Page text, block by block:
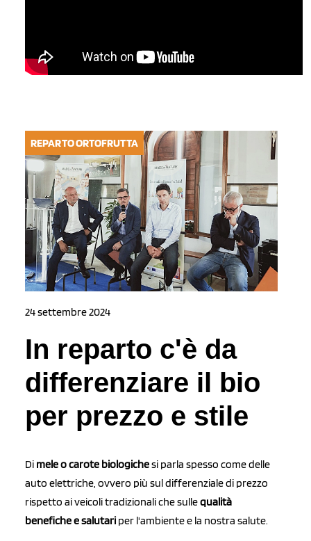
REPARTO ORTOFRUTTA
24 settembre 2024
In reparto c'è da
differenziare il bio
per prezzo e stile
Di mele o carote biologichesi parla spesso come delle
auto elettriche, ovvero più sul differenziale di prezzo
rispetto ai veicoli tradizionali che sullequalità
benefiche e salutari per l'ambiente e la nostra salute.